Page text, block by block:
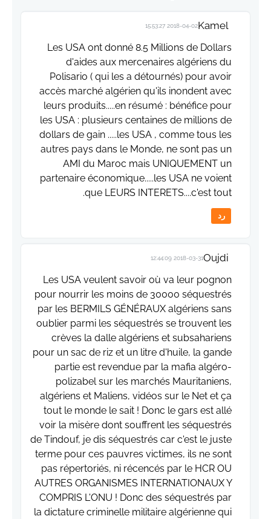
Kamel
2018-04-02 15:53:27
Les USA ont donné 8.5 Millions de Dollars
d'aides aux mercenaires algériens du
Polisario ( qui les a détournés) pour avoir
accès marché algérien qu'ils inondent avec
leurs produits.....en résumé : bénéfice pour
les USA : plusieurs centaines de millions de
dollars de gain .....les USA , comme tous les
autres pays dans le Monde, ne sont pas un
AMI du Maroc mais UNIQUEMENT un
partenaire économique.....les USA ne voient
que LEURS INTERETS....c'est tout.
رد
Oujdi
2018-03-31 12:44:09
Les USA veulent savoir où va leur pognon
pour nourrir les moins de 30000 séquestrés
par les BERMILS GÉNÉRAUX algériens sans
oublier parmi les séquestrés se trouvent les
crèves la dalle algériens et subsahariens
pour un sac de riz et un litre d'huile, la gande
partie est revendue par la mafia algéro-
polizabel sur les marchés Mauritaniens,
algériens et Maliens, vidéos sur le Net et ça
tout le monde le sait ! Donc le gars est allé
voir la misère dont souffrent les séquestrés
de Tindouf, je dis séquestrés car c'est le juste
terme pour ces pauvres victimes, ils ne sont
pas répertoriés, ni récencés par le HCR OU
AUTRES ORGANISMES INTERNATIONAUX Y
COMPRIS L'ONU ! Donc des séquestrés par
la dictature criminelle militaire algérienne qui